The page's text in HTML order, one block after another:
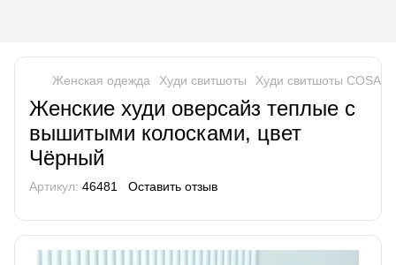
Женская одежда Худи свитшоты Худи свитшоты
Женские худи оверсайз теплые с
вышитыми колосками, цвет
Чёрный
Артикул: 46481 Оставить отзыв